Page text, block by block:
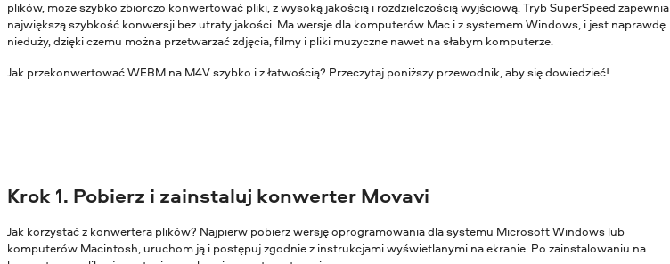
plików, może szybko zbiorczo konwertować pliki, z wysoką jakością i rozdzielczością wyjściową. Tryb SuperSpeed zapewnia
największą szybkość konwersji bez utraty jakości. Ma wersje dla komputerów Mac i z systemem Windows, i jest naprawdę
nieduży, dzięki czemu można przetwarzać zdjęcia, filmy i pliki muzyczne nawet na słabym komputerze.
Jak przekonwertować WEBM na M4V szybko i z łatwością? Przeczytaj poniższy przewodnik, aby się dowiedzieć!
Krok 1. Pobierz i zainstaluj konwerter Movavi
Jak korzystać z konwertera plików? Najpierw pobierz wersję oprogramowania dla systemu Microsoft Windows lub
komputerów Macintosh, uruchom ją i postępuj zgodnie z instrukcjami wyświetlanymi na ekranie. Po zainstalowaniu na